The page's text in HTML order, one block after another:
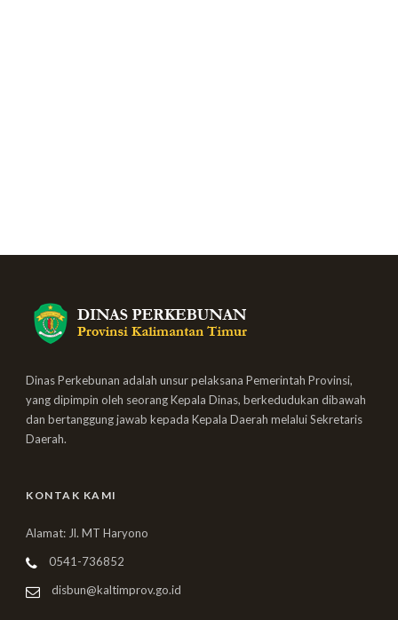
Dinas Perkebunan adalah unsur pelaksana Pemerintah Provinsi,
yang dipimpin oleh seorang Kepala Dinas, berkedudukan dibawah
dan bertanggung jawab kepada Kepala Daerah melalui Sekretaris
Daerah.
KONTAK KAMI
Alamat: Jl. MT Haryono
0541-736852
disbun@kaltimprov.go.id